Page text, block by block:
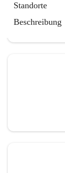
Standorte
Beschreibung